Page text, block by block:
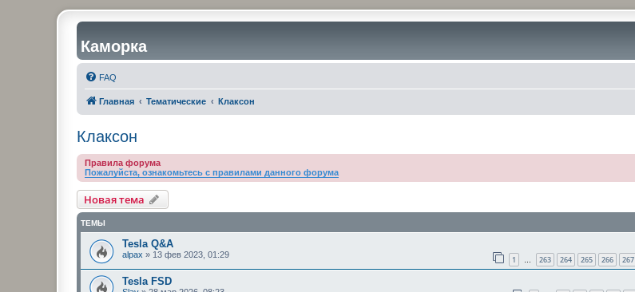
Каморка
FAQ
Главная Тематические Клаксон
Клаксон
Правила форума
Пожалуйста, ознакомьтесь с правилами данного форума
Новая тема
ТЕМЫ
Tesla Q&A
alpax » 13 фев 2023, 01:29 1 … 263 264 265 266 267
Tesla FSD